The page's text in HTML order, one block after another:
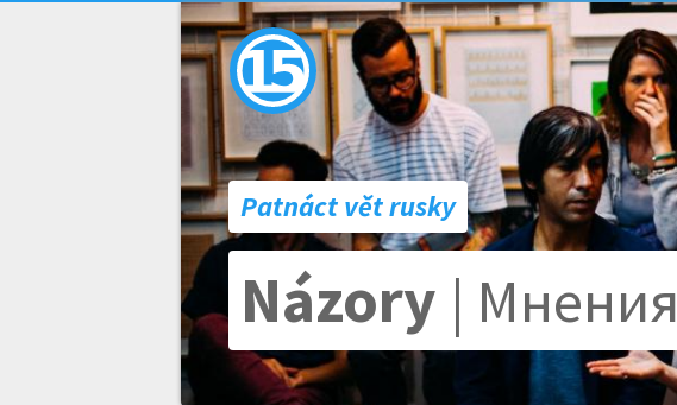
Patnáct vět rusky
Názory | Мнения